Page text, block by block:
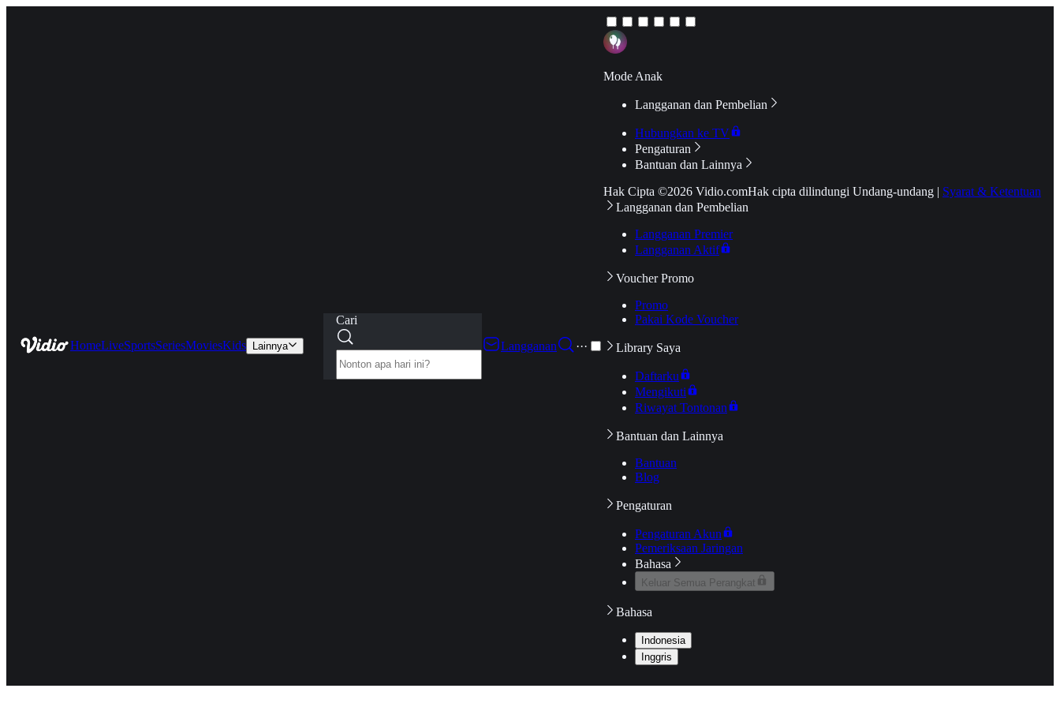
HomeLiveSportsSeriesMoviesKids Lainnya
Cari
Langganan
···
Mode Anak
Langganan dan Pembelian
Hubungkan ke TV
Pengaturan
Bantuan dan Lainnya
Hak Cipta ©2026 Vidio.comHak cipta dilindungi Undang-undang | Syarat & Ketentuan
Langganan dan Pembelian
Langganan Premier
Langganan Aktif
Voucher Promo
Promo
Pakai Kode Voucher
Library Saya
Daftarku
Mengikuti
Riwayat Tontonan
Bantuan dan Lainnya
Bantuan
Blog
Pengaturan
Pengaturan Akun
Pemeriksaan Jaringan
Bahasa
Keluar Semua Perangkat
Bahasa
Indonesia
Inggris